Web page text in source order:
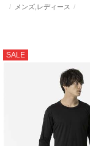
メンズ,レディース
SALE